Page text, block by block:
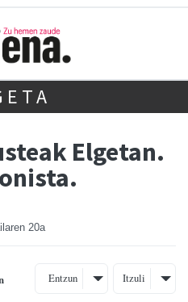
Elgetan.
20a
Entzun Itzuli